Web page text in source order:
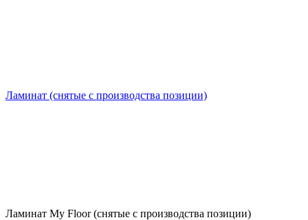
Ламинат (снятые с производства позиции)
Ламинат My Floor (снятые с производства позиции)